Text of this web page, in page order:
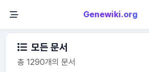
Genewiki.org
모든 문서
총 1290개의 문서